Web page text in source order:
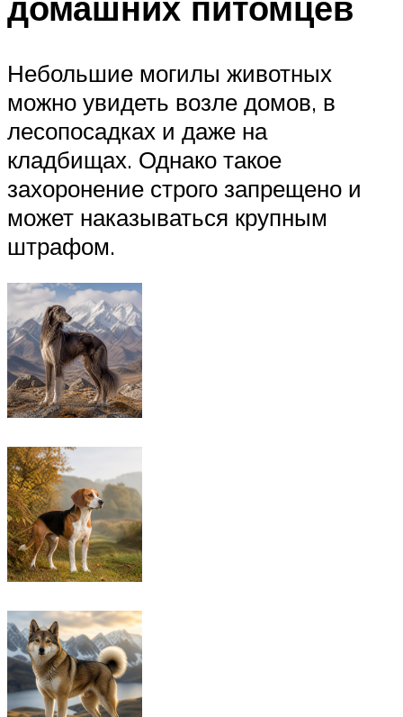
Небольшие могилы животных
можно увидеть возле домов, в
лесопосадках и даже на
кладбищах. Однако такое
захоронение строго запрещено и
может наказываться крупным
штрафом.